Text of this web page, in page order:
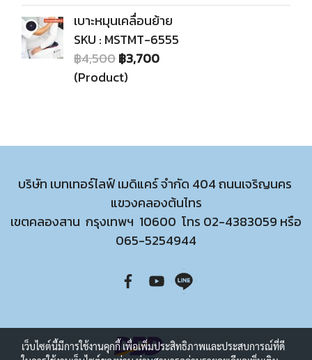
เบาะหมุนเคลื่อนย้าย
SKU : MSTMT-6555
฿4,500฿3,700
(Product)
บริษัท เบทเทอร์ไลฟ์ เมดิแคร์ จำกัด 404 ถนนเจริญนคร
แขวงคลองต้นไทร
เขตคลองสาน กรุงเทพฯ 10600 โทร 02-4383059 หรือ
065-5254944
เว็บไซต์นี้มีการใช้งานคุกกี้ เพื่อเพิ่มประสิทธิภาพและประสบการณ์ที่ดี